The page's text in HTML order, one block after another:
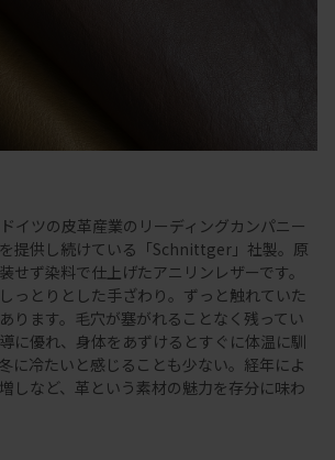
イツの皮革産業のリーディングカンパニー
提供し続けている「Schnittger」社製。原
せず染料で仕上げたアニリンレザーです。
っとりとした手ざわり。ずっと触れていた
ります。毛穴が塞がれることなく残ってい
に優れ、身体をあずけるとすぐに体温に馴
に冷たいと感じることも少ない。経年によ
しなど、革という素材の魅力を存分に味わ